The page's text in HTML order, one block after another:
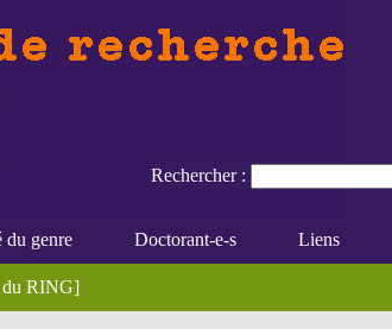
Rechercher :
du RING]
du genre Doctorant-e-s Liens